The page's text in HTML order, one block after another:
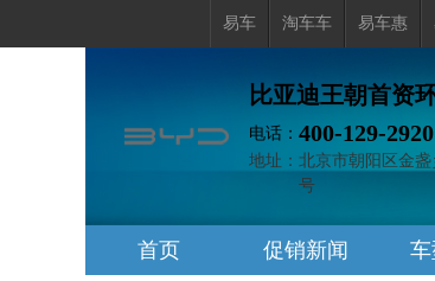
易车 淘车车 易车惠
比亚迪王朝首资
电话： 400-129-2920
地址： 北京市朝阳区金
号
首页 促销新闻